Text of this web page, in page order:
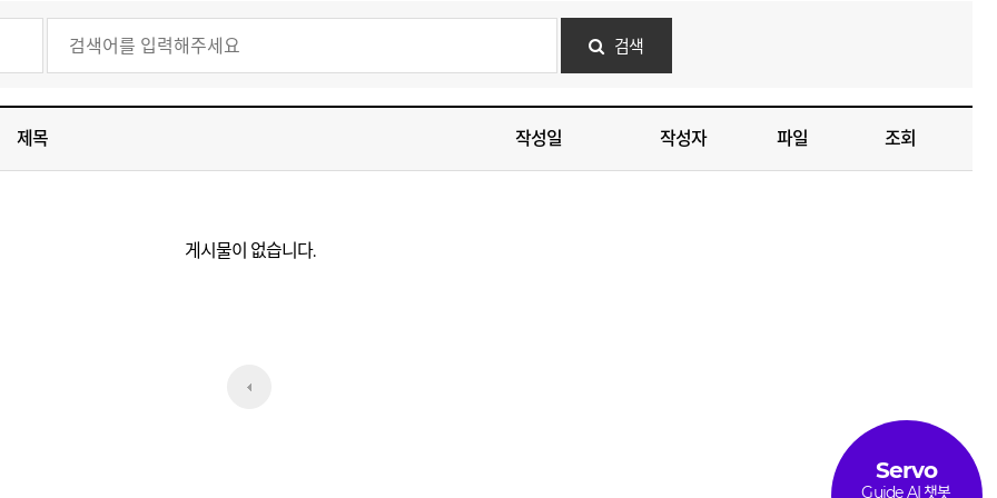
검색
제목 작성일 작성자 파일 조회
게시물이 없습니다.
Servo
Guide AI 챗봇